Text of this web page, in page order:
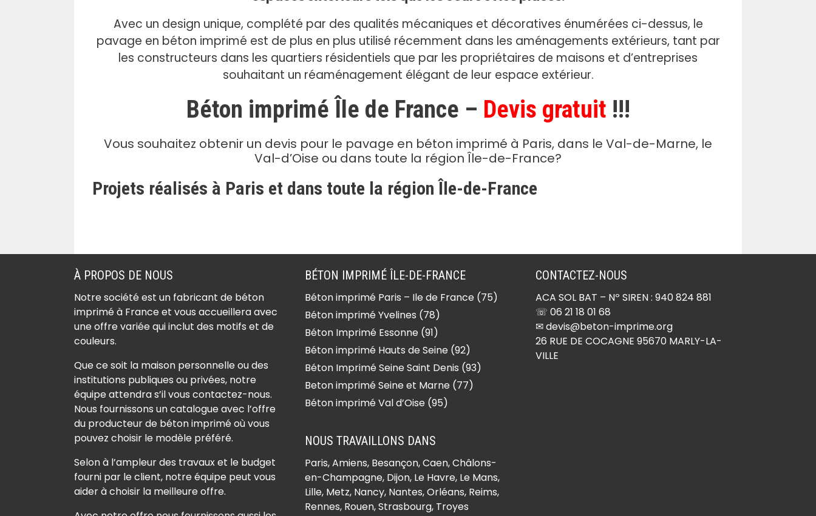
Avec un design unique, complété par des qualités mécaniques et décoratives énumérées ci-dessus, le
pavage en béton imprimé est de plus en plus utilisé récemment dans les aménagements extérieurs, tant par
les constructeurs dans les quartiers résidentiels que par les propriétaires de maisons et d’entreprises
souhaitant un réaménagement élégant de leur espace extérieur.
Béton imprimé Île de France – Devis gratuit !!!
Vous souhaitez obtenir un devis pour le pavage en béton imprimé à Paris, dans le Val-de-Marne, le
Val-d’Oise ou dans toute la région Île-de-France?
Projets réalisés à Paris et dans toute la région Île-de-France
À PROPOS DE NOUS
Notre société est un fabricant de béton
imprimé à France et vous accueillera avec
une offre variée qui inclut des motifs et de
couleurs.
Que ce soit la maison personnelle ou des
institutions publiques ou privées, notre
équipe attendra s’il vous contactez-nous.
Nous fournissons un catalogue avec l’offre
du producteur de béton imprimé où vous
pouvez choisir le modèle préféré.
Selon à l’ampleur des travaux et le budget
fourni par le client, notre équipe peut vous
aider à choisir la meilleure offre.
BÉTON IMPRIMÉ ÎLE-DE-FRANCE
Béton imprimé Paris – Ile de France (75)
Béton imprimé Yvelines (78)
Béton Imprimé Essonne (91)
Béton imprimé Hauts de Seine (92)
Béton Imprimé Seine Saint Denis (93)
Beton imprimé Seine et Marne (77)
Béton imprimé Val d’Oise (95)
NOUS TRAVAILLONS DANS
Paris,Amiens, Besançon, Caen, Châlons-
en-Champagne, Dijon, Le Havre, Le Mans,
Lille, Metz, Nancy, Nantes, Orléans, Reims,
Rennes, Rouen, Strasbourg, Troyes
CONTACTEZ-NOUS
ACA SOL BAT – Nº SIREN : 940 824 881
☏ 06 21 18 01 68
✉ devis@beton-imprime.org
26 RUE DE COCAGNE 95670 MARLY-LA-
VILLE